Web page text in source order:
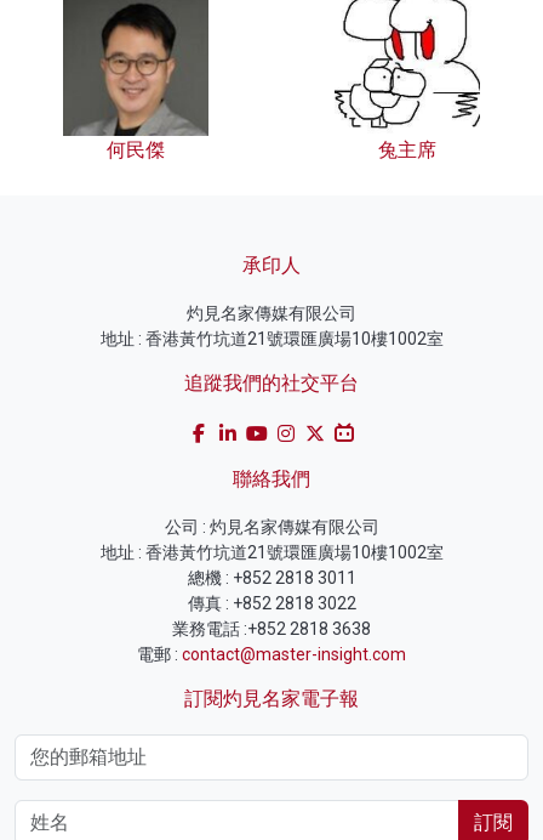
何民傑 兔主席
承印人
灼見名家傳媒有限公司
地址 : 香港黃竹坑道21號環匯廣場10樓1002室
追蹤我們的社交平台
聯絡我們
公司 : 灼見名家傳媒有限公司
地址 : 香港黃竹坑道21號環匯廣場10樓1002室
總機 : +852 2818 3011
傳真 : +852 2818 3022
業務電話 :+852 2818 3638
電郵 : contact@master-insight.com
訂閱灼見名家電子報
訂閱